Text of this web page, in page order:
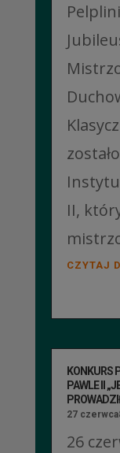
II,
CZYTAJ
KONKURS
PAWLE II
27
26